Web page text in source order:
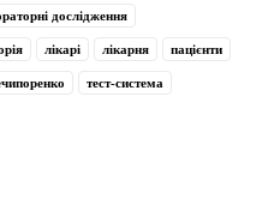
дослідження
лікарі лікарня пацієнти
тест-система